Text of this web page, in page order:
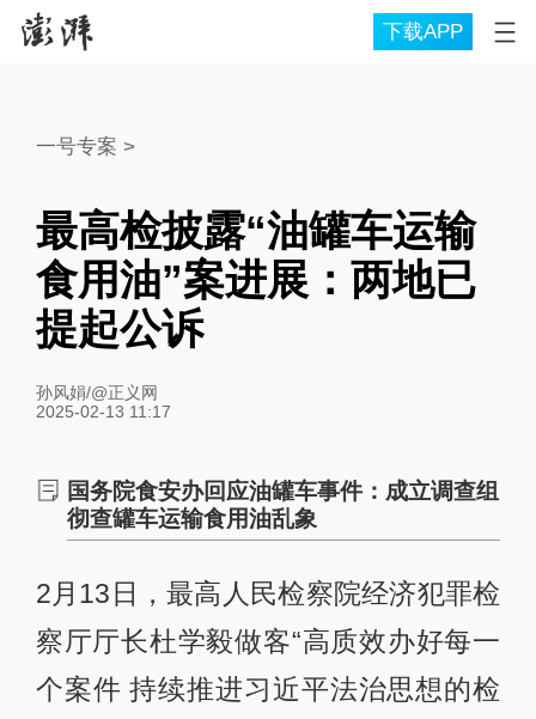
下载APP
一号专案 >
最高检披露“油罐车运输
食用油”案进展：两地已
提起公诉
孙风娟/@正义网
2025-02-13 11:17
国务院食安办回应油罐车事件：成立调查组
彻查罐车运输食用油乱象
​​2月13日，最高人民检察院经济犯罪检
察厅厅长杜学毅做客“高质效办好每一
个案件 持续推进习近平法治思想的检